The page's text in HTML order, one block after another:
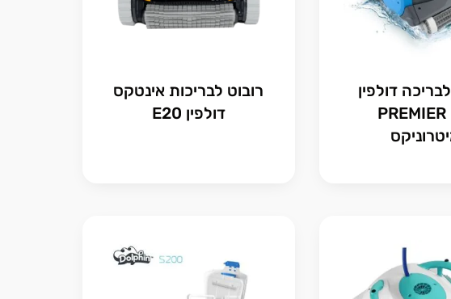
דולפין
PREMIER
רובוט לבריכות אינטקס
דולפין E20